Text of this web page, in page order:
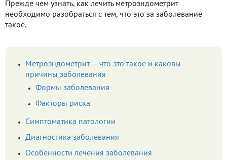
Прежде чем узнать, как лечить метроэндометрит
необходимо разобраться с тем, что это за заболевание
такое.
Метроэндометрит — что это такое и каковы
причины заболевания
Формы заболевания
Факторы риска
Симптоматика патологии
Диагностика заболевания
Особенности лечения заболевания